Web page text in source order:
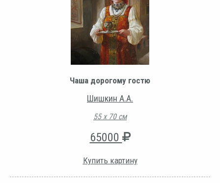
Чаша дорогому гостю
Шишкин А.А.
55 х 70 см
65000
Купить картину